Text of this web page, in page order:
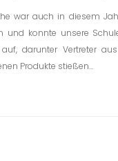
war auch in diesem
konnte unsere
darunter Vertreter
Produkte stießen…